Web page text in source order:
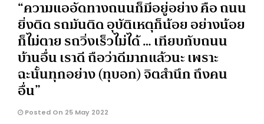
“ความแออัดทางถนนก็มีอยู่อย่าง คือ ถนน
ยิ่งติด รถมันติด อุบัติเหตุก็น้อย อย่างน้อย
ก็ไม่ตาย รถวิ่งเร็วไม่ได้ … เทียบกับถนน
บ้านอื่น เราดี ถือว่าดีมากแล้วนะ เพราะ
ฉะนั้นทุกอย่าง (ทุบอก) จิตสำนึก ถึงคน
อื่น”
Posted On 25 May 2022